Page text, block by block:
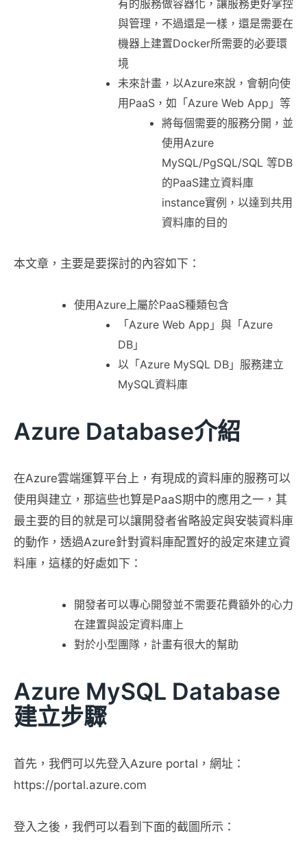
有的服務做容器化，讓服務更好掌控
與管理，不過還是一樣，還是需要在
機器上建置Docker所需要的必要環
境
未來計畫，以Azure來說，會朝向使
用PaaS，如「Azure Web App」等
將每個需要的服務分開，並
使用Azure
MySQL/PgSQL/SQL 等DB
的PaaS建立資料庫
instance實例，以達到共用
資料庫的目的
本文章，主要是要探討的內容如下：
使用Azure上屬於PaaS種類包含
「Azure Web App」與「Azure
DB」
以「Azure MySQL DB」服務建立
MySQL資料庫
Azure Database介紹
在Azure雲端運算平台上，有現成的資料庫的服務可以
使用與建立，那這些也算是PaaS期中的應用之一，其
最主要的目的就是可以讓開發者省略設定與安裝資料庫
的動作，透過Azure針對資料庫配置好的設定來建立資
料庫，這樣的好處如下：
開發者可以專心開發並不需要花費額外的心力
在建置與設定資料庫上
對於小型團隊，計畫有很大的幫助
Azure MySQL Database
建立步驟
首先，我們可以先登入Azure portal，網址：
https://portal.azure.com
登入之後，我們可以看到下面的截圖所示：